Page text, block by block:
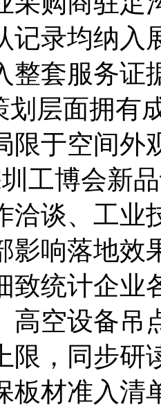
记录均纳入
整套服务证
划层面拥有
限于空间外
工博会新
洽谈、工业
影响落地效
致统计企业
高空设备吊
限，同步研
板材准入清